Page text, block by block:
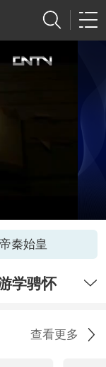
秦始皇
学骋怀
查看更多